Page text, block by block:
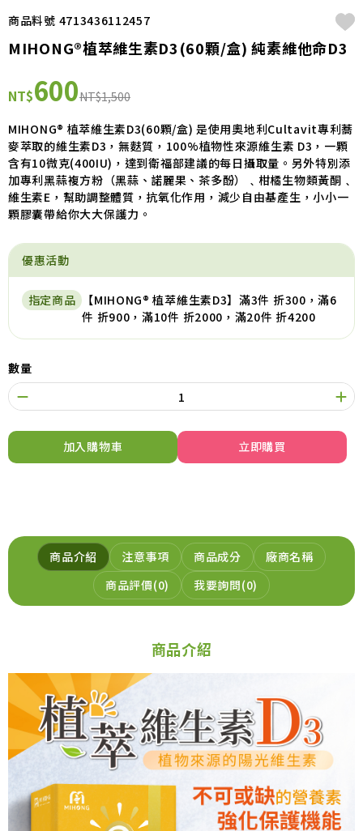
商品料號 4713436112457
MIHONG®植萃維生素D3(60顆/盒) 純素維他命D3
NT$600NT$1,500
MIHONG® 植萃維生素D3(60顆/盒) 是使用奧地利Cultavit專利蕎
麥萃取的維生素D3，無麩質，100%植物性來源維生素 D3，一顆
含有10微克(400IU)，達到衛福部建議的每日攝取量。另外特別添
加專利黑蒜複方粉（黑蒜、諾麗果、茶多酚）﹑柑橘生物類黃酮﹑
維生素E，幫助調整體質，抗氧化作用，減少自由基產生，小小一
顆膠囊帶給你大大保護力。
優惠活動
指定商品
【MIHONG® 植萃維生素D3】滿3件 折300，滿6
件 折900，滿10件 折2000，滿20件 折4200
數量
加入購物車 立即購買
商品介紹 注意事項 商品成分
廠商名稱
商品評價 0 我要詢問 0
商品介紹